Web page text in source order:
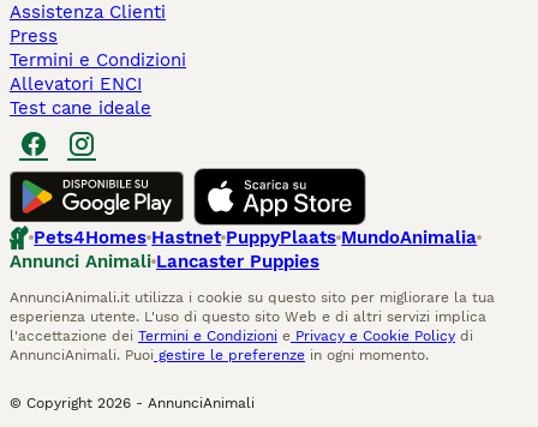
Assistenza Clienti
Press
Termini e Condizioni
Allevatori ENCI
Test cane ideale
Pets4Homes Hastnet PuppyPlaats MundoAnimalia
Annunci Animali Lancaster Puppies
AnnunciAnimali.it utilizza i cookie su questo sito per migliorare la tua
esperienza utente. L'uso di questo sito Web e di altri servizi implica
l'accettazione dei Termini e Condizioni e Privacy e Cookie Policy di
AnnunciAnimali. Puoi gestire le preferenze in ogni momento.
© Copyright 2026 - AnnunciAnimali